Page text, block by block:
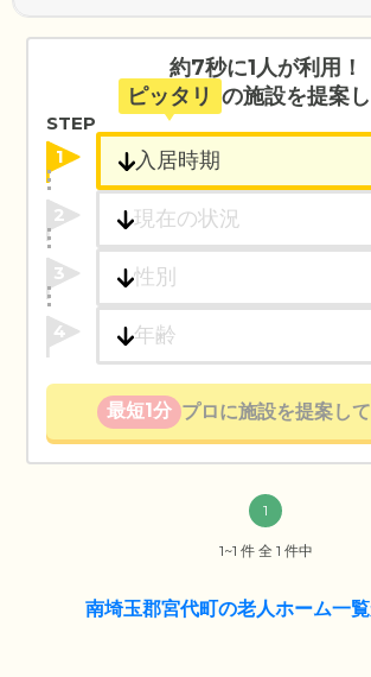
約7秒に1人が利用！
ピッタリ の施設を提案
STEP
1
2
3
4
最短1分 プロに施設を提案し
1
1~1 件 全 1 件中
南埼玉郡宮代町の老人ホーム一